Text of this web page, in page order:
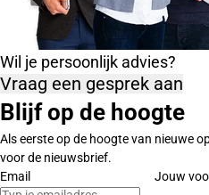
Wil je persoonlijk advies?
Vraag een gesprek aan
Blijf op de hoogte
Als eerste op de hoogte van nieuwe
voor de nieuwsbrief.
Email
Jouw